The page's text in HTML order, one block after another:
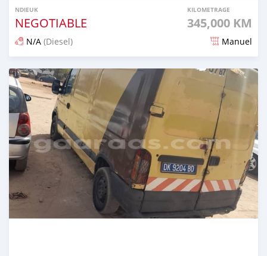
NDIEUK
NEGOTIABLE
KILOMETRAGE
345,000 KM
N/A (Diesel) Manuel
Dougal na niou ko depuis over 3 years